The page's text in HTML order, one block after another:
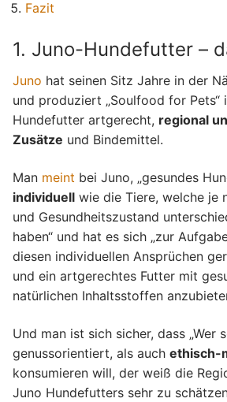
Fazit
1. Juno-Hundefutter –
Juno hat seinen Sitz Jahre in der
und produziert „Soulfood for Pets“
Hundefutter artgerecht, regional
Zusätze und Bindemittel.
Man meint bei Juno, „gesundes
individuell wie die Tiere, welche je
und Gesundheitszustand
haben“ und hat es sich „zur
diesen individuellen Ansprüchen
und ein artgerechtes Futter mit
natürlichen Inhaltsstoffen
Und man ist sich sicher, dass „Wer
genussorientiert, als auch ethisch-
konsumieren will, der weiß die
Juno Hundefutters sehr zu